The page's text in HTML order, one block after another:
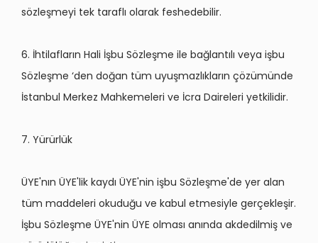
sözleşmeyi tek taraflı olarak feshedebilir.
6. İhtilafların Hali İşbu Sözleşme ile bağlantılı veya işbu
Sözleşme ‘den doğan tüm uyuşmazlıkların çözümünde
İstanbul Merkez Mahkemeleri ve İcra Daireleri yetkilidir.
7. Yürürlük
ÜYE'nın ÜYE'lik kaydı ÜYE'nin işbu Sözleşme'de yer alan
tüm maddeleri okuduğu ve kabul etmesiyle gerçekleşir.
İşbu Sözleşme ÜYE'nin ÜYE olması anında akdedilmiş ve